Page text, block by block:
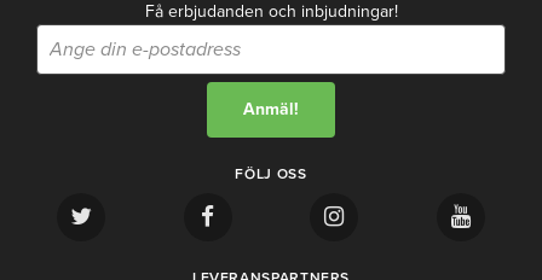
Få erbjudanden och inbjudningar!
FÖLJ OSS